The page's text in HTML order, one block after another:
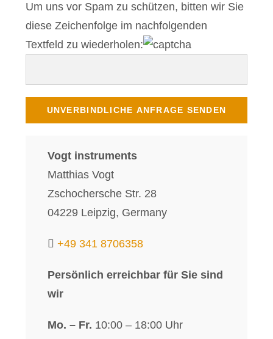
Um uns vor Spam zu schützen, bitten wir Sie
diese Zeichenfolge im nachfolgenden
Textfeld zu wiederholen:
Vogt instruments
Matthias Vogt
Zschochersche Str. 28
04229 Leipzig, Germany
+49 341 8706358
Persönlich erreichbar für Sie sind
wir
Mo. – Fr. 10:00 – 18:00 Uhr